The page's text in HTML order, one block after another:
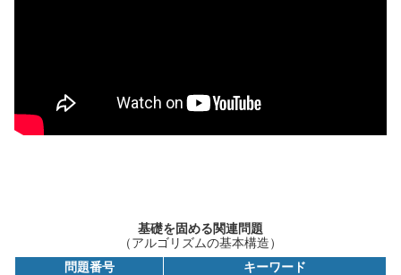
基礎を固める関連問題
（アルゴリズムの基本構造）
問題番号
キーワード